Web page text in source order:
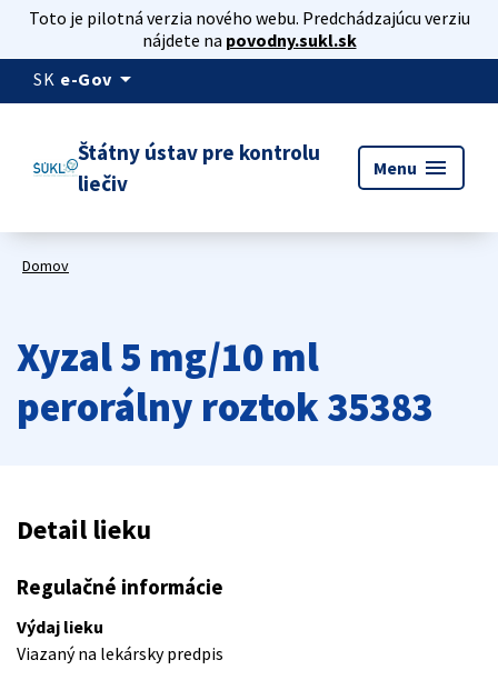
Toto je pilotná verzia nového webu. Predchádzajúcu verziu
nájdete na povodny.sukl.sk
SK e-Gov arrow_drop_down
Štátny ústav pre kontrolu
liečiv
Menu menu
Domov
Xyzal 5 mg/10 ml
perorálny roztok 35383
Detail lieku
Regulačné informácie
Výdaj lieku
Viazaný na lekársky predpis